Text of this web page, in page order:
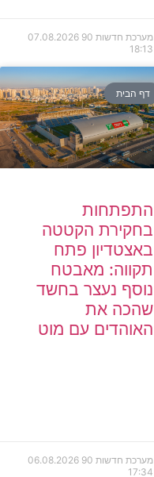
מערכת חדשות 90
07.08.2026
18:13
דף הבית
התפתחות
בחקירת הקטטה
באצטדיון פתח
תקווה: מאבטח
נוסף נעצר בחשד
שהכה את
האוהדים עם מוט
מערכת חדשות 90
06.08.2026
17:34